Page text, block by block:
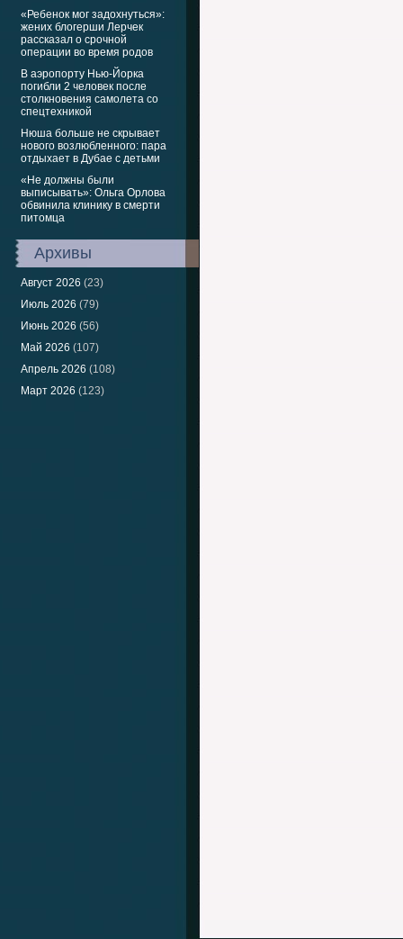
«Ребенок мог задохнуться»:
жених блогерши Лерчек
рассказал о срочной
операции во время родов
В аэропорту Нью-Йорка
погибли 2 человек после
столкновения самолета со
спецтехникой
Нюша больше не скрывает
нового возлюбленного: пара
отдыхает в Дубае с детьми
«Не должны были
выписывать»: Ольга Орлова
обвинила клинику в смерти
питомца
Архивы
Август 2026 (23)
Июль 2026 (79)
Июнь 2026 (56)
Май 2026 (107)
Апрель 2026 (108)
Март 2026 (123)